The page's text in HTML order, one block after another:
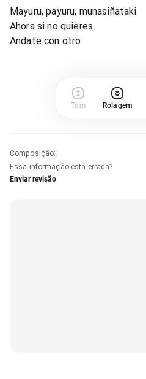
Mayuru, payuru, munasiñataki
Ahora si no quieres
Andate con otro
Tom Rolagem
Composição:
Essa informação está errada?
Enviar revisão